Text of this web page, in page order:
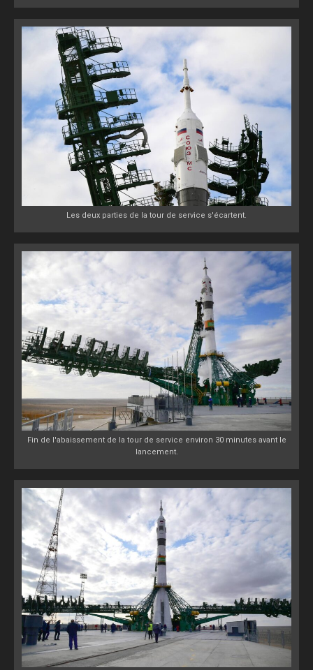
Les deux parties de la tour de service s'écartent.
Fin de l'abaissement de la tour de service environ 30 minutes avant le
lancement.